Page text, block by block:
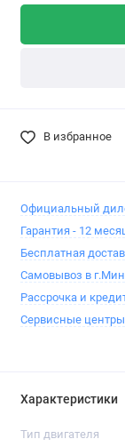
В избранное
Официальный
Гарантия - 12
Бесплатная
Самовывоз в
Рассрочка и
Сервисные центры
Характеристики
Тип двигателя